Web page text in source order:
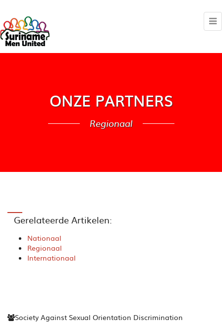
ONZE PARTNERS
Regionaal
Gerelateerde Artikelen:
Nationaal
Regionaal
Internationaal
Society Against Sexual Orientation Discrimination